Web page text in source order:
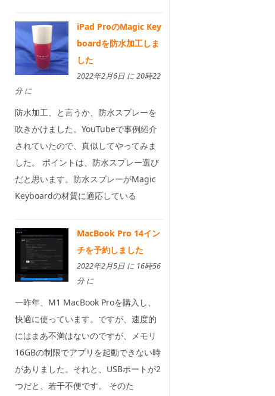
iPad ProのMagic Key
boardを防水加工しま
した
2022年2月6日 に 20時22
分 に
防水加工、と言うか、防水スプレーを
吹きかけました。YouTubeで事例紹介
されていたので、真似してやってみま
した。 ポイントは、防水スプレー選び
だと思います。防水スプレーがMagic
Keyboardの材質に適応している
MacBook Pro 14イン
チを予約しました
2022年2月5日 に 16時56
分 に
一昨年、M1 MacBook Proを購入し、
快適に使っています。ですが、速度的
にはまあ不満はないのですが、メモリ
16GBの制限でアプリを起動できない時
がありました。それと、USBポートが2
つだと、若干不便です。 そのた